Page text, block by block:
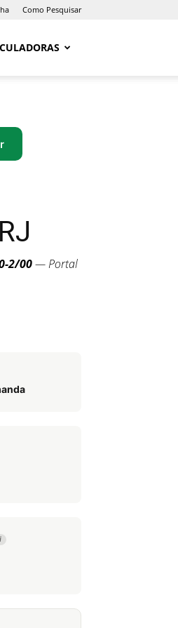
Como Pesquisar
2/00— Portal
i